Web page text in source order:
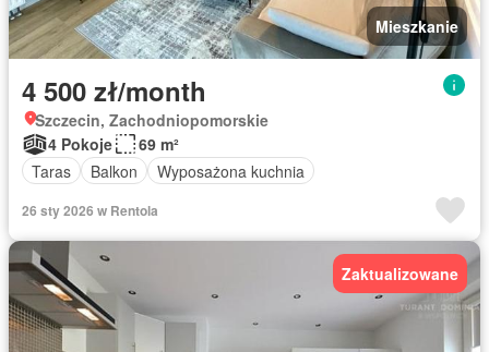
Mieszkanie
4 500 zł/month
Szczecin, Zachodniopomorskie
4 Pokoje
69 m²
Taras
Balkon Wyposażona kuchnia
26 sty 2026 w Rentola
Zaktualizowane